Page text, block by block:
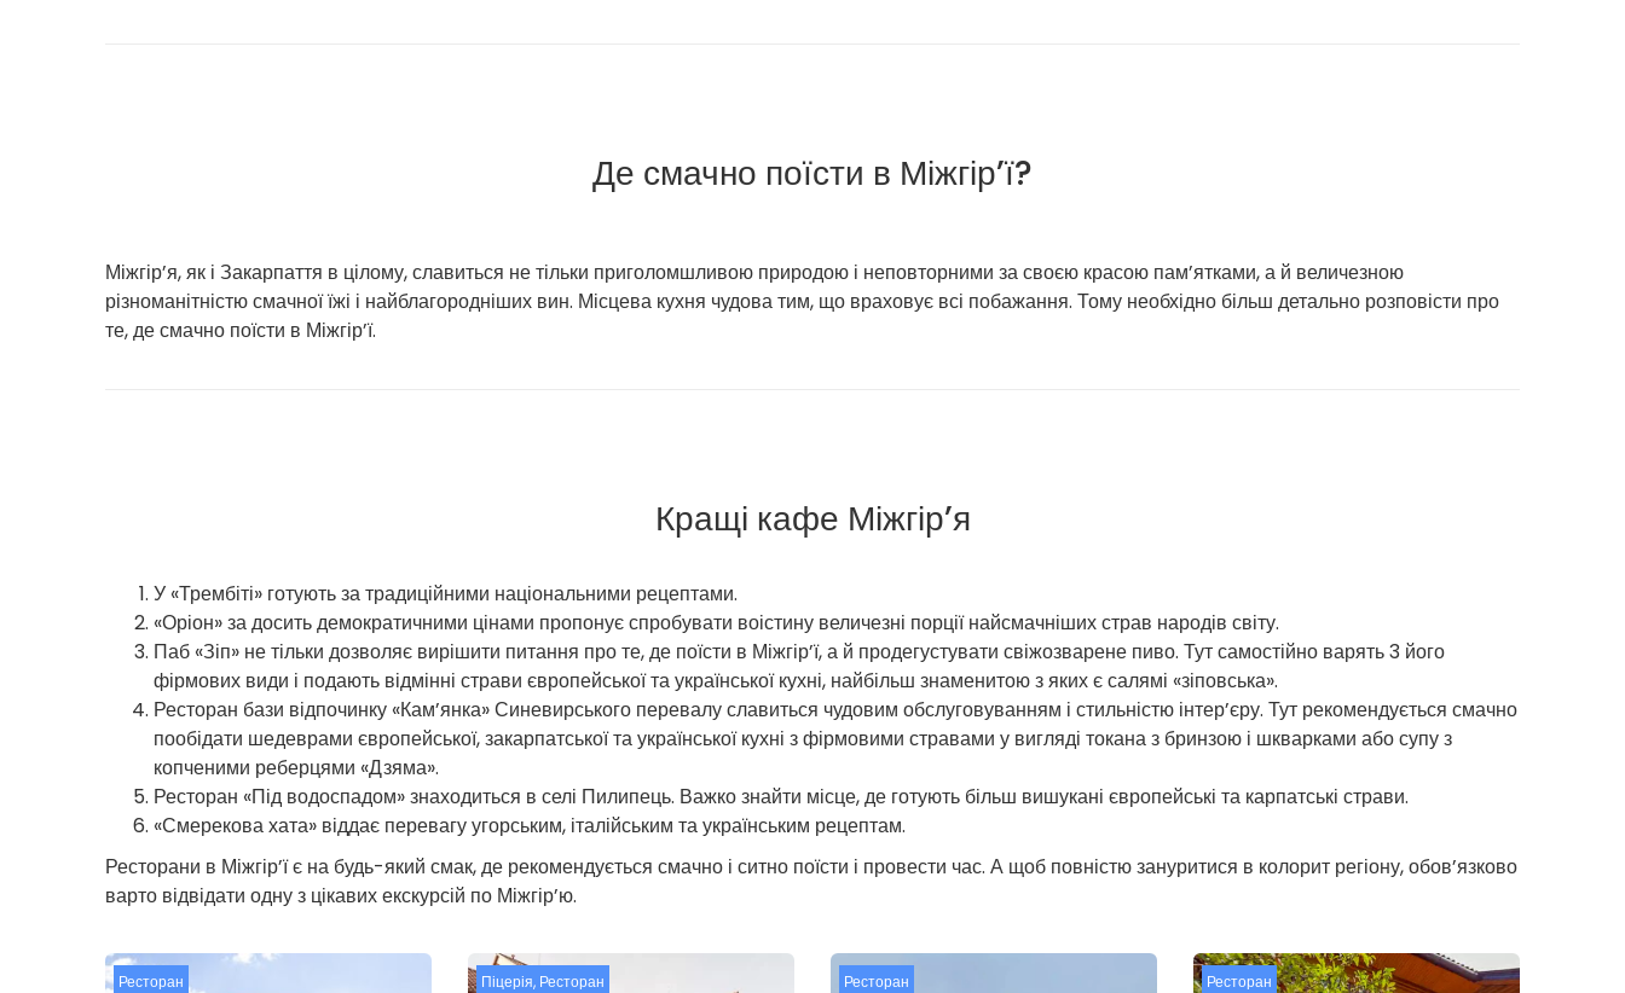
Де смачно поїсти в Міжгір’ї?
Міжгір’я, як і Закарпаття в цілому, славиться не тільки приголомшливою природою і неповторними за своєю красою пам’ятками, а й величезною
різноманітністю смачної їжі і найблагородніших вин. Місцева кухня чудова тим, що враховує всі побажання. Тому необхідно більш детально розповісти про
те, де смачно поїсти в Міжгір’ї.
Кращі кафе Міжгір’я
У «Трембіті» готують за традиційними національними рецептами.
«Оріон» за досить демократичними цінами пропонує спробувати воістину величезні порції найсмачніших страв народів світу.
Паб «Зіп» не тільки дозволяє вирішити питання про те, де поїсти в Міжгір’ї, а й продегустувати свіжозварене пиво. Тут самостійно варять 3 його
фірмових види і подають відмінні страви європейської та української кухні, найбільш знаменитою з яких є салямі «зіповська».
Ресторан бази відпочинку «Кам’янка» Синевирського перевалу славиться чудовим обслуговуванням і стильністю інтер’єру. Тут рекомендується смачно
пообідати шедеврами європейської, закарпатської та української кухні з фірмовими стравами у вигляді токана з бринзою і шкварками або супу з
копченими реберцями «Дзяма».
Ресторан «Під водоспадом» знаходиться в селі Пилипець. Важко знайти місце, де готують більш вишукані європейські та карпатські страви.
«Смерекова хата» віддає перевагу угорським, італійським та українським рецептам.
Ресторани в Міжгір’ї є на будь-який смак, де рекомендується смачно і ситно поїсти і провести час. А щоб повністю зануритися в колорит регіону, обов’язково
варто відвідати одну з цікавих екскурсій по Міжгір’ю.
Ресторан Піцерія, Ресторан Ресторан Ресторан